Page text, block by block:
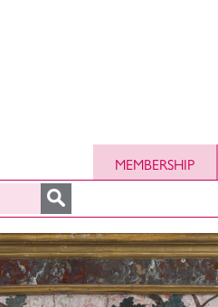
MEMBERSHIP